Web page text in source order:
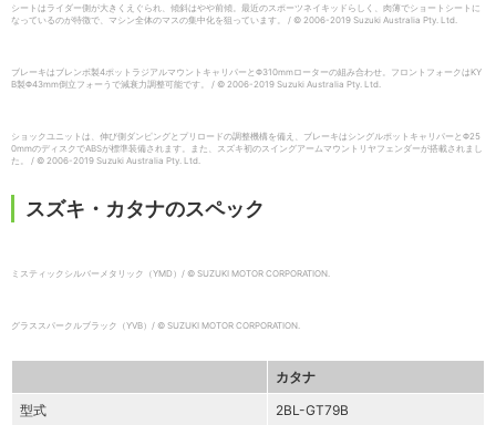
シートはライダー側が大きくえぐられ、傾斜はやや前傾。最近のスポーツネイキッドらしく、肉薄でショートシートに
なっているのが特徴で、マシン全体のマスの集中化を狙っています。 / © 2006-2019 Suzuki Australia Pty. Ltd.
ブレーキはブレンボ製4ポットラジアルマウントキャリパーとΦ310mmローターの組み合わせ。フロントフォークはKY
B製Φ43mm倒立フォーうで減衰力調整可能です。 / © 2006-2019 Suzuki Australia Pty. Ltd.
ショックユニットは、伸び側ダンピングとプリロードの調整機構を備え、ブレーキはシングルポットキャリパーとΦ25
0mmのディスクでABSが標準装備されます。また、スズキ初のスイングアームマウントリヤフェンダーが搭載されまし
た。 / © 2006-2019 Suzuki Australia Pty. Ltd.
スズキ・カタナのスペック
ミスティックシルバーメタリック（YMD）/ © SUZUKI MOTOR CORPORATION.
グラススパークルブラック（YVB）/ © SUZUKI MOTOR CORPORATION.
カタナ
型式
2BL-GT79B